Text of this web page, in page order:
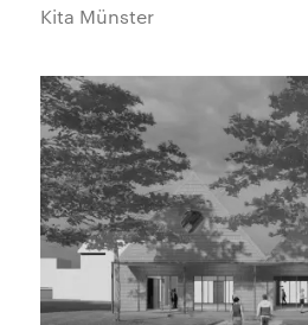
Kita Münster